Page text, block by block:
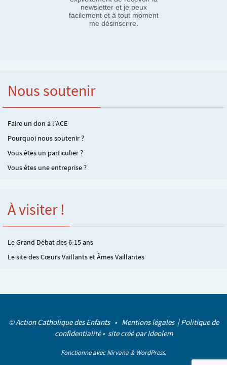
newsletter et je peux
facilement et à tout moment
me désinscrire.
Nous soutenir
Faire un don à l’ACE
Pourquoi nous soutenir ?
Vous êtes un particulier ?
Vous êtes une entreprise ?
À visiter !
Le Grand Débat des 6-15 ans
Le site des Cœurs Vaillants et Âmes Vaillantes
© Action Catholique des Enfants • Mentions légales |Politique de
confidentialité• site créé parIdeolem
Fonctionne avecNirvana & WordPress.